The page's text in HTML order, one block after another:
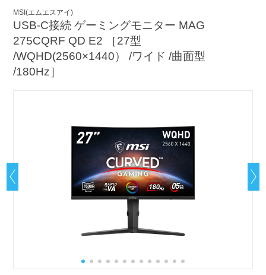
MSI(エムエスアイ)
USB-C接続 ゲーミングモニター MAG
275CQRF QD E2 ［27型
/WQHD(2560×1440） /ワイド /曲面型
/180Hz］